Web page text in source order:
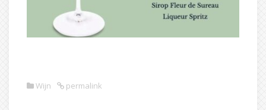
Wijn permalink